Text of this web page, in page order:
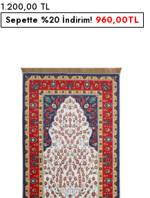
1.200,00 TL
Sepette %20 İndirim! 960,00TL